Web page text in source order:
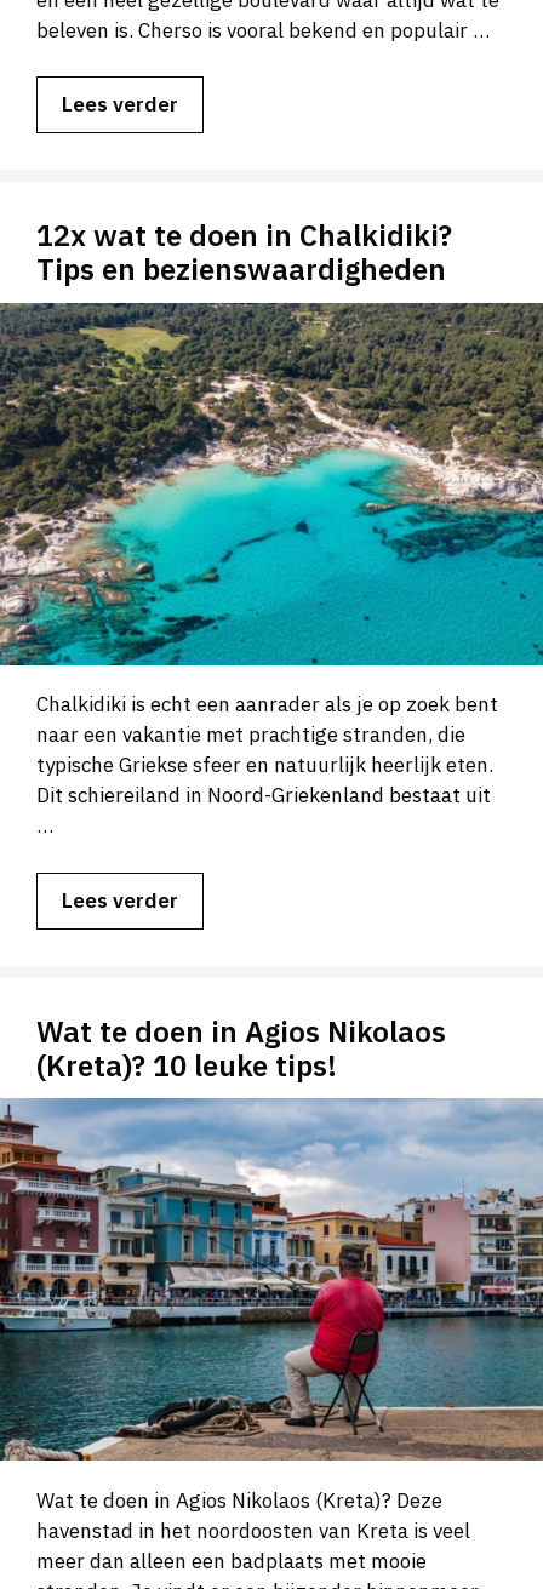
beleven is. Cherso is vooral bekend en populair …
Lees verder
12x wat te doen in Chalkidiki?
Tips en bezienswaardigheden
Chalkidiki is echt een aanrader als je op zoek bent
naar een vakantie met prachtige stranden, die
typische Griekse sfeer en natuurlijk heerlijk eten.
Dit schiereiland in Noord-Griekenland bestaat uit
…
Lees verder
Wat te doen in Agios Nikolaos
(Kreta)? 10 leuke tips!
Wat te doen in Agios Nikolaos (Kreta)? Deze
havenstad in het noordoosten van Kreta is veel
meer dan alleen een badplaats met mooie